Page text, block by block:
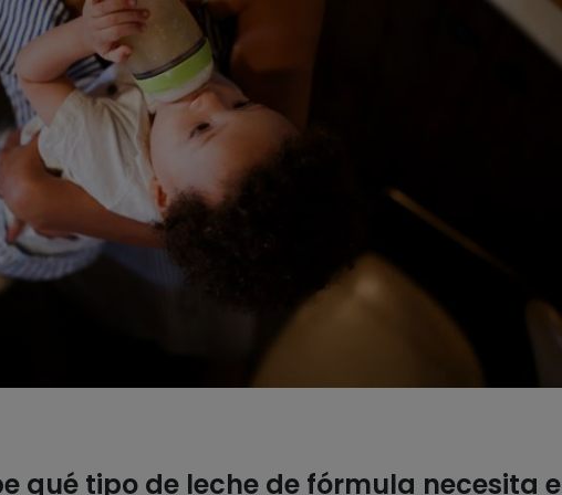
qué tipo de leche de fórmula necesita